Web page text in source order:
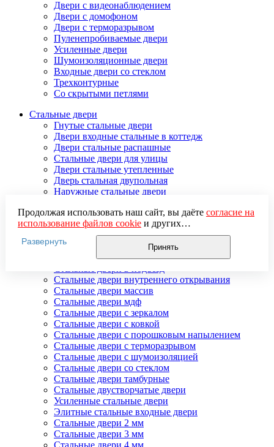
Двери с видеонаблюдением
Двери с домофоном
Двери с терморазрывом
Пуленепробиваемые двери
Усиленные двери
Шумоизоляционные двери
Входные двери со стеклом
Трехконтурные
Со скрытыми петлями
Стальные двери
Гнутые стальные двери
Двери входные стальные в коттедж
Двери стальные распашные
Стальные двери для улицы
Двери стальные утепленные
Дверь стальная двупольная
Наружные стальные двери
Распродажа стальных дверей
Стальная дверь в дом
Стальная дверь на дачу
Стальные взломостойкие двери
Стальные входные двери в квартиру
Стальные двери внутреннего открывания
Стальные двери массив
Стальные двери мдф
Стальные двери с зеркалом
Стальные двери с ковкой
Стальные двери с порошковым напылением
Стальные двери с терморазрывом
Стальные двери с шумоизоляцией
Стальные двери со стеклом
Стальные двери тамбурные
Стальные двустворчатые двери
Усиленные стальные двери
Элитные стальные входные двери
Стальные двери 2 мм
Стальные двери 3 мм
Стальные двери 4 мм
Продолжая использовать наш сайт, вы даёте согласие на
использование файлов cookieи других
пользовательских данных (включая IP-адрес, сведения о
местоположении, устройстве, действиях на сайте и т. п.)
для функционирования сайта, проведения
использования систем аналитики (например,
Яндекс.Метрика), в соответствии с нашей
обработки персональных данных.
Если вы не хотите, чтобы ваши данные обрабатывались,
настройте ограничения в браузере или покиньте сайт.
Развернуть
Принять